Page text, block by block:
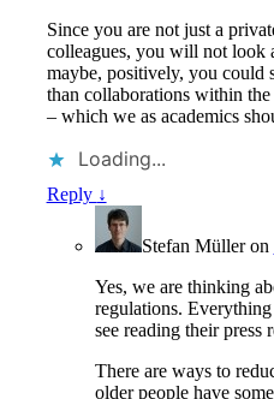
Since you are not just a
colleagues, you will not look
maybe, positively, you could
than collaborations within
– which we as academics
Loading...
Reply ↓
Stefan Mülleron
Yes, we are thinking
regulations.
see reading their press
There are ways to
older people have